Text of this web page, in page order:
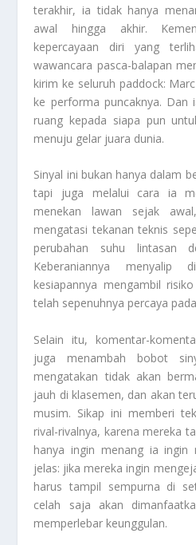
terakhir, ia tidak hanya
awal hingga akhir.
kepercayaan diri yang
wawancara pasca-balapan
kirim ke seluruh paddock:
ke performa puncaknya. Dan
ruang kepada siapa pun
menuju gelar juara dunia.
Sinyal ini bukan hanya dalam
tapi juga melalui cara ia
menekan lawan sejak
mengatasi tekanan teknis
perubahan suhu lintasan
Keberaniannya
kesiapannya mengambil
telah sepenuhnya percaya
Selain itu, komentar-
juga menambah bobot
mengatakan tidak akan
jauh di klasemen, dan akan
musim. Sikap ini memberi
rival-rivalnya, karena mereka
hanya ingin menang ia ingin
jelas: jika mereka ingin
harus tampil sempurna di
celah saja akan
memperlebar keunggulan.